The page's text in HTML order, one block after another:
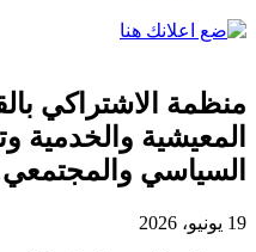
منظمة الاشتراكي
المعيشية والخدمية
السياسي
19 يونيو، 2026